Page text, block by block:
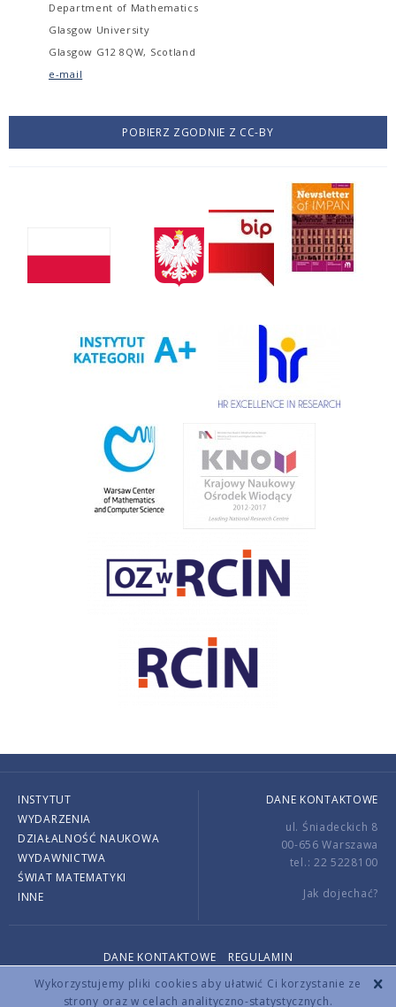
Wykorzystujemy pliki cookies aby ułatwić Ci korzystanie ze
strony oraz w celach analityczno-statystycznych.
Department of Mathematics
Glasgow University
Glasgow G12 8QW, Scotland
e-mail
POBIERZ ZGODNIE Z CC-BY
INSTYTUT
WYDARZENIA
DZIAŁALNOŚĆ NAUKOWA
WYDAWNICTWA
ŚWIAT MATEMATYKI
INNE
DANE KONTAKTOWE
ul. Śniadeckich 8
00-656 Warszawa
tel.: 22 5228100
Jak dojechać?
DANE KONTAKTOWE
REGULAMIN
Copyright © 2026 by IMPAN. All rights reserved.